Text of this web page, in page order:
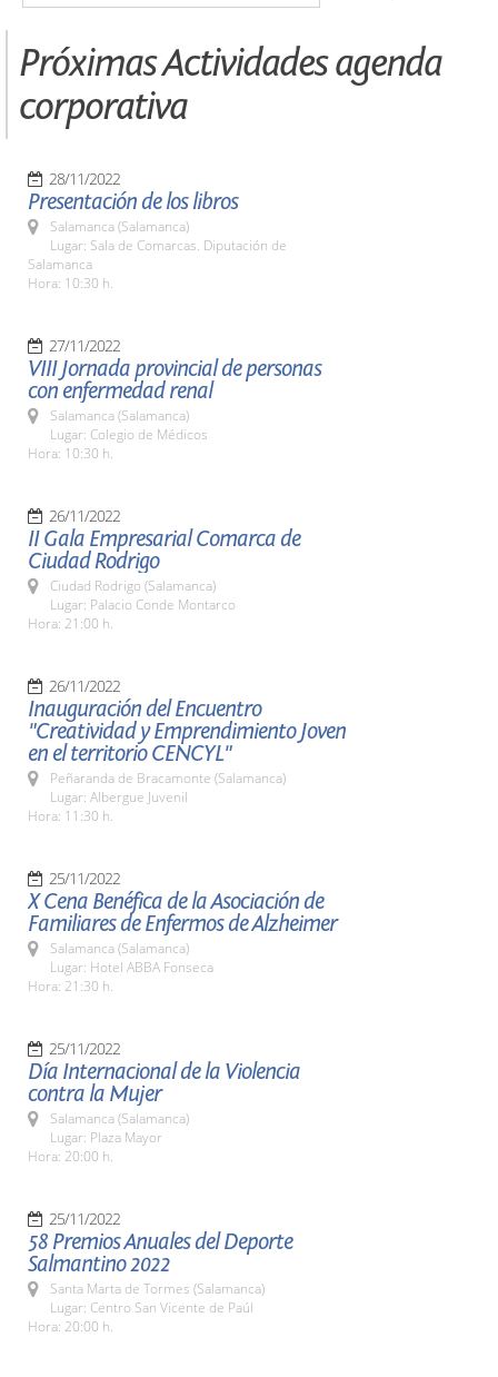
Próximas Actividades agenda
corporativa
28/11/2022
Presentación de los libros
Salamanca (Salamanca)
Lugar: Sala de Comarcas. Diputación de
Salamanca
Hora: 10:30 h.
27/11/2022
VIII Jornada provincial de personas
con enfermedad renal
Salamanca (Salamanca)
Lugar: Colegio de Médicos
Hora: 10:30 h.
26/11/2022
II Gala Empresarial Comarca de
Ciudad Rodrigo
Ciudad Rodrigo (Salamanca)
Lugar: Palacio Conde Montarco
Hora: 21:00 h.
26/11/2022
Inauguración del Encuentro
"Creatividad y Emprendimiento Joven
en el territorio CENCYL"
Peñaranda de Bracamonte (Salamanca)
Lugar: Albergue Juvenil
Hora: 11:30 h.
25/11/2022
X Cena Benéfica de la Asociación de
Familiares de Enfermos de Alzheimer
Salamanca (Salamanca)
Lugar: Hotel ABBA Fonseca
Hora: 21:30 h.
25/11/2022
Día Internacional de la Violencia
contra la Mujer
Salamanca (Salamanca)
Lugar: Plaza Mayor
Hora: 20:00 h.
25/11/2022
58 Premios Anuales del Deporte
Salmantino 2022
Santa Marta de Tormes (Salamanca)
Lugar: Centro San Vicente de Paúl
Hora: 20:00 h.